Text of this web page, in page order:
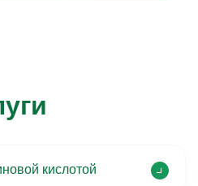
кислотой